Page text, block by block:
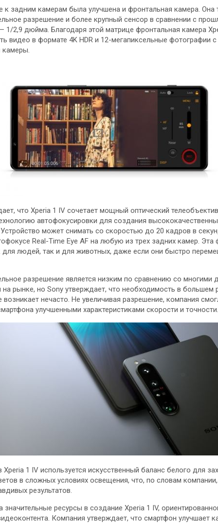
к задним камерам была улучшена и фронтальная камера. Она
разрешение и более крупный сенсор в сравнении с
1/2,9 дюйма. Благодаря этой матрице фронтальная камера
видео в формате 4K HDR и 12-мегапиксельные фотографии с
камеры.
что Xperia 1 IV сочетает мощный оптический
автофокусировки для создания
может снимать со скоростью до 20 кадров в
Real-Time Eye AF на любую из трех задних камер. Эта
для людей, так и для животных, даже если они быстро
разрешение является низким по сравнению со многими
рынке, но Sony утверждает, что необходимость в большем
возникает нечасто. Не увеличивая разрешение, компания
улучшенными характеристиками скорости и точности.
Xperia 1 IV используется искусственный баланс белого для
в сложных условиях освещения, что, по словам
результатов.
значительные ресурсы в создание Xperia 1 IV,
Компания утверждает, что смартфон улучшает